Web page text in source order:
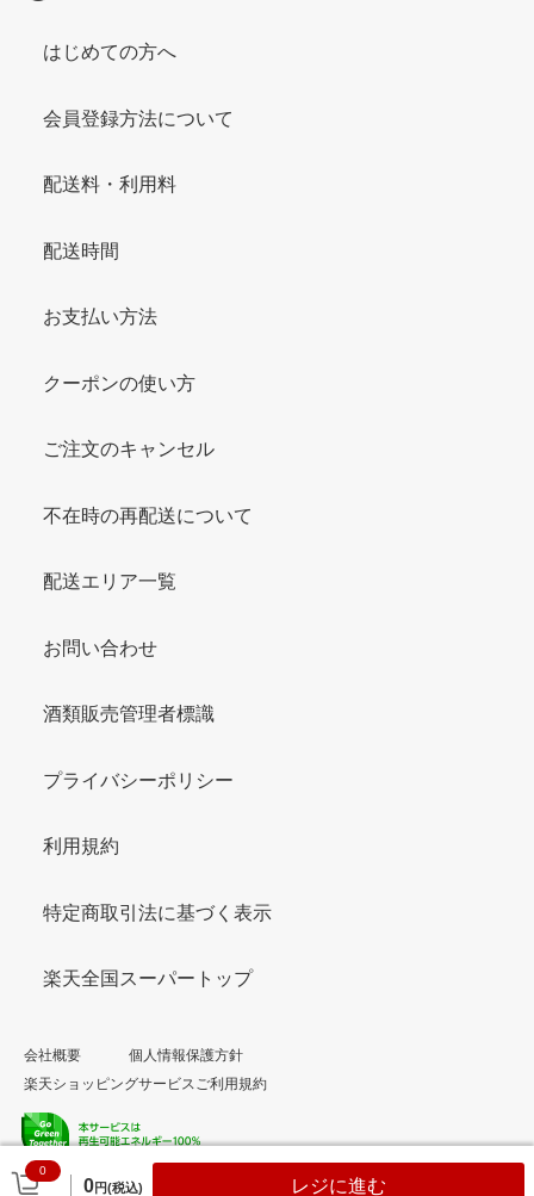
0
0円(税込) レジに進む
はじめての方へ
会員登録方法について
配送料・利用料
配送時間
お支払い方法
クーポンの使い方
ご注文のキャンセル
不在時の再配送について
配送エリア一覧
お問い合わせ
酒類販売管理者標識
プライバシーポリシー
利用規約
特定商取引法に基づく表示
楽天全国スーパートップ
会社概要
個人情報保護方針
楽天ショッピングサービスご利用規約
© Rakuten Group, Inc.